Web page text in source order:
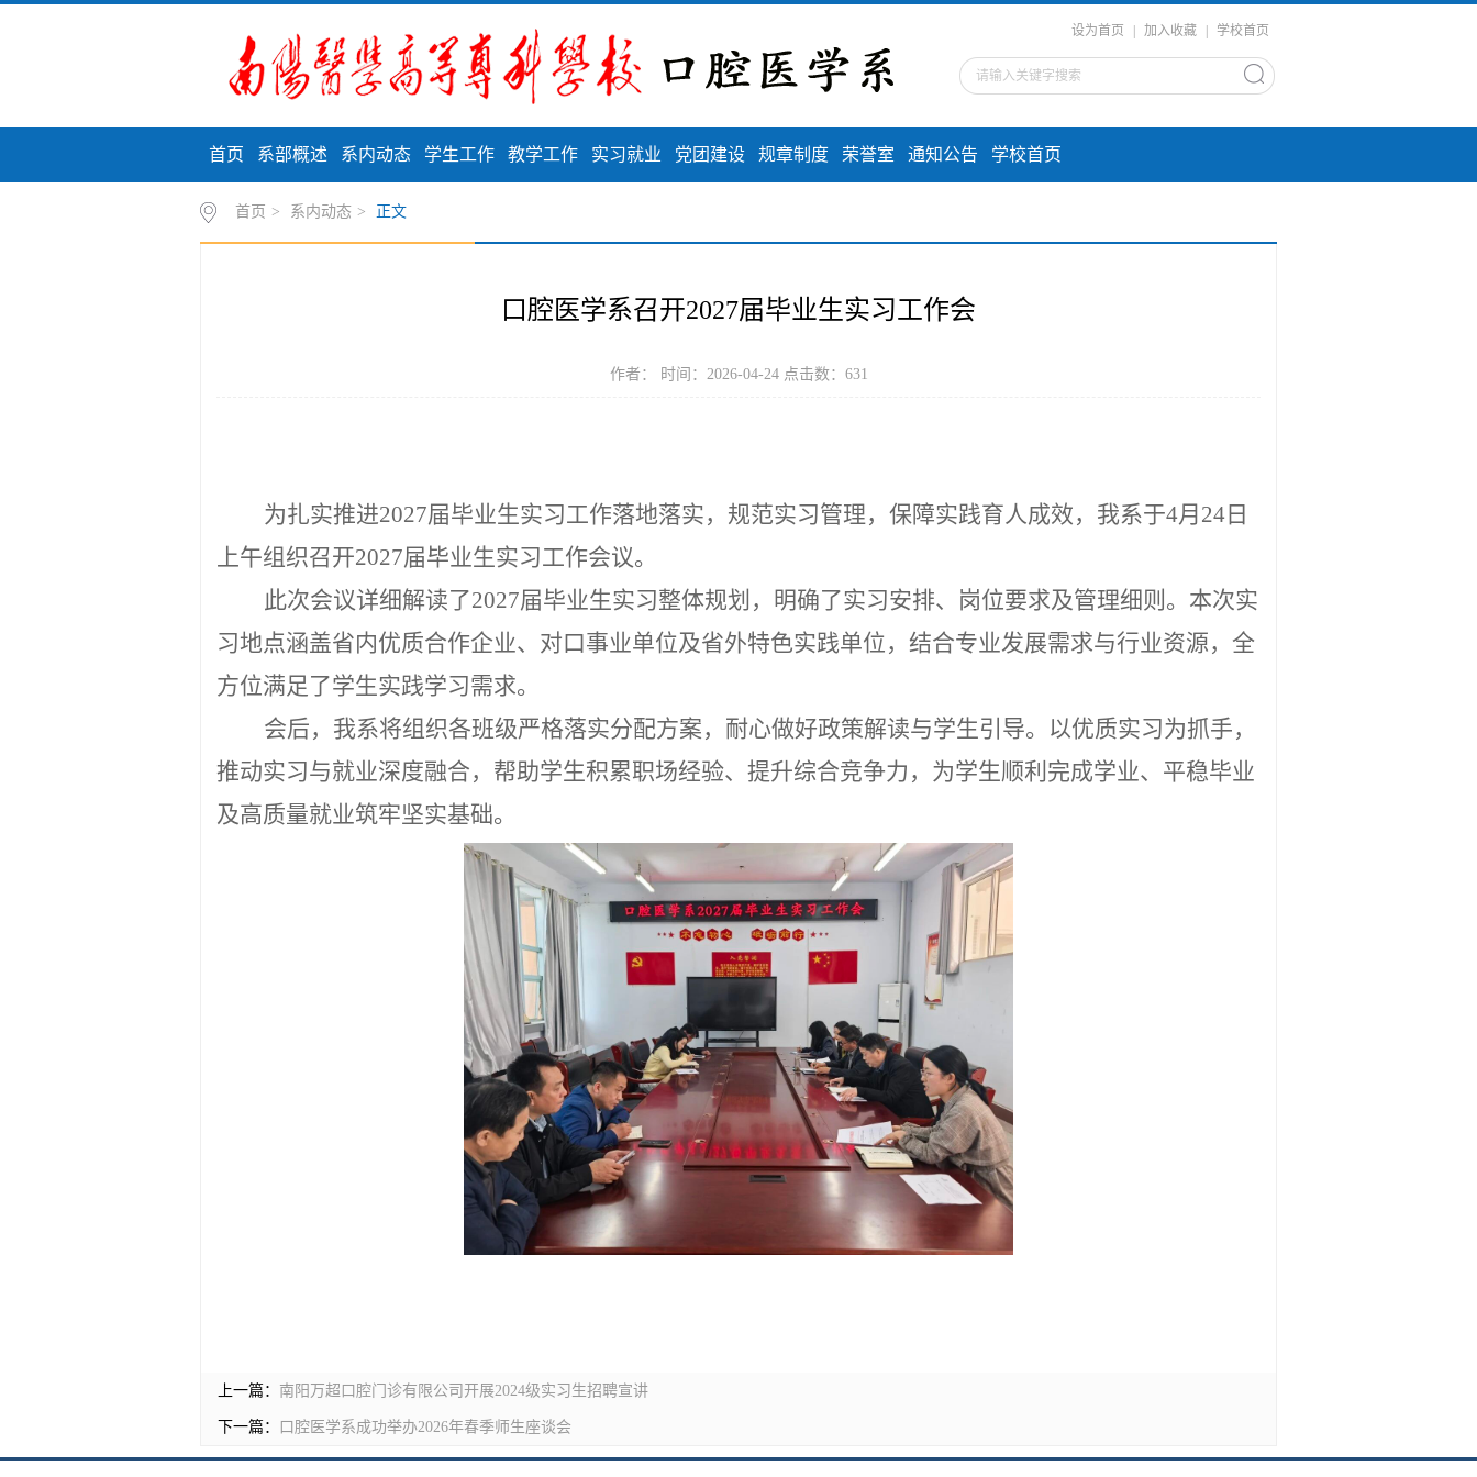
设为首页 加入收藏 学校首页
首页 系部概述 系内动态 学生工作 教学工作 实习就业 党团建设 规章制度 荣誉室 通知公告 学校首页
首页 > 系内动态 > 正文
口腔医学系召开2027届毕业生实习工作会
作者： 时间：2026-04-24 点击数： 631
为扎实推进2027届毕业生实习工作落地落实，规范实习管理，保障实践育人成效，我系于4月24日
上午组织召开2027届毕业生实习工作会议。
此次会议详细解读了2027届毕业生实习整体规划，明确了实习安排、岗位要求及管理细则。本次实
习地点涵盖省内优质合作企业、对口事业单位及省外特色实践单位，结合专业发展需求与行业资源，全
方位满足了学生实践学习需求。
会后，我系将组织各班级严格落实分配方案，耐心做好政策解读与学生引导。以优质实习为抓手，
推动实习与就业深度融合，帮助学生积累职场经验、提升综合竞争力，为学生顺利完成学业、平稳毕业
及高质量就业筑牢坚实基础。
上一篇： 南阳万超口腔门诊有限公司开展2024级实习生招聘宣讲
下一篇： 口腔医学系成功举办2026年春季师生座谈会